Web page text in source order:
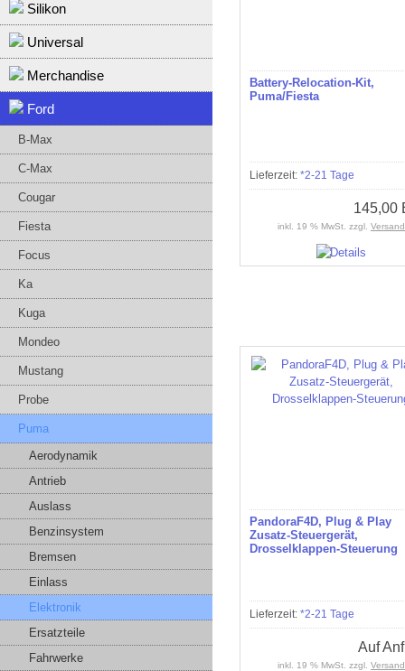
Silikon
Universal
Merchandise
Ford
B-Max
C-Max
Cougar
Fiesta
Focus
Ka
Kuga
Mondeo
Mustang
Probe
Puma
Aerodynamik
Antrieb
Auslass
Benzinsystem
Bremsen
Einlass
Elektronik
Ersatzteile
Fahrwerke
Battery-Relocation-Kit,
Puma/Fiesta
Lieferzeit: *2-21 Tage
145,00
inkl. 19 % MwSt. zzgl.
PandoraF4D, Plug & Play
Zusatz-Steuergerät,
Drosselklappen-Steuerung
Lieferzeit: *2-21 Tage
Auf
inkl. 19 % MwSt. zzgl.